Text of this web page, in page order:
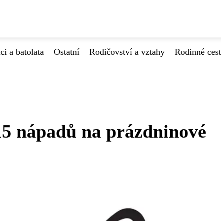
a batolata Ostatní Rodičovství a vztahy Rodinné
nápadů na prázdninové